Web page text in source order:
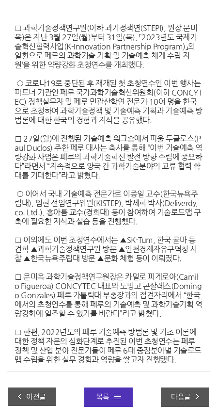
□ 과학기술정책연구원(이하 과기정책연(STEPI), 원장 문미
옥)은 지난 3월 27일(월)부터 31일(목), 「2023년도 국제기
술혁신협력사업(K-Innovation Partnership Program)」의
일환으로 페루의 과학기술 기획 및 기술예측 체계 수립 지
원‘을 위한 약량강화 초청연수를 개최했다.
○ 코로나19로 중단된 후 재개된 첫 초청연수인 이번 행사는
파트너 기관인 페루 국가과학기술혁신위원회(이하 CONCYT
EC) 정책실무자 및 페루 민관산학연 전문가 10여 명을 한국
으로 초청하여 과학기술정책 및 기술예측 기획과 기술예측 방
법론에 대한 한국의 경험과 지식을 공유했다.
□ 27일(월)에 진행된 기술예측 워크숍에서 파울 두클로스(P
aul Duclos) 주한 페루 대사는 축사를 통해 “이번 기술예측 역
량강화 사업은 페루의 과학기술혁신 발전 방향 수립에 중요하
다”라면서 “지속적으로 양국 간 과학기술분야의 교류 협력 확
대를 기대한다”라고 밝혔다.
○ 이어서 국내 기술예측 전문가로 이종일 교수(한국뉴욕주
립대), 임현 선임연구위원(KISTEP), 박세희 박사(Deliverdy,
co. Ltd.), 홍아름 교수(경희대) 등이 참여하여 기술로드맵 구
축에 필요한 지식과 실습 등을 진행했다.
□ 이외에도 이번 초청연수에서는 ▲SK-Tum, 한국 콜마 등
견학 ▲과학기술정책연구원 방문 ▲인천경제자유구역청 시
찰 ▲한국뉴욕주립대 방문 ▲문화 체험 등이 이뤄졌다.
□ 문미옥 과학기술정책연구원장은 카밀로 피게로아(Camil
o Figueroa) CONCYTEC 대표와 도밍고 곤살레스(Doming
o Gonzales) 페루 가톨릭대 부총장과의 접견자리에서 “한국
에서의 초청연수를 통해 페루의 기술예측 및 과학기술기획 역
량강화에 일조할 수 있기를 바란다”라고 밝혔다.
□ 한편, 2022년도의 페루 기술예측 방법론 및 기초 이론에
대한 정책 자문의 심화단계로 추진된 이번 초청연수는 페루
정책 및 산업 분야 전문가들이 페루 6대 중점분야별 기술로드
맵 수립을 위한 실무 경험과 역량을 쌓고자 진행됐다.
이전글 목록 다음글
기술로드맵 자문사업」, 국가기술로드맵 채택으로 선포식 가져